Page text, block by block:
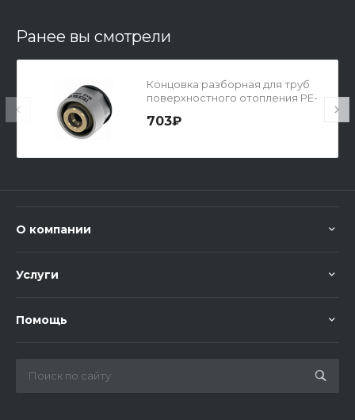
Ранее вы смотрели
Концовка разборная для труб
поверхностного отопления PE-
703₽
О компании
Услуги
Помощь